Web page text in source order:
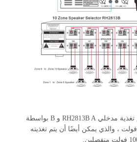
• في الاتصال أعلاه ، يتم تغذية مدخلي RH2813B A و B بواسطة
مضخم صوت واحد 100 فولت ، والذي يمكن أيضًا أن يتم تغذيته